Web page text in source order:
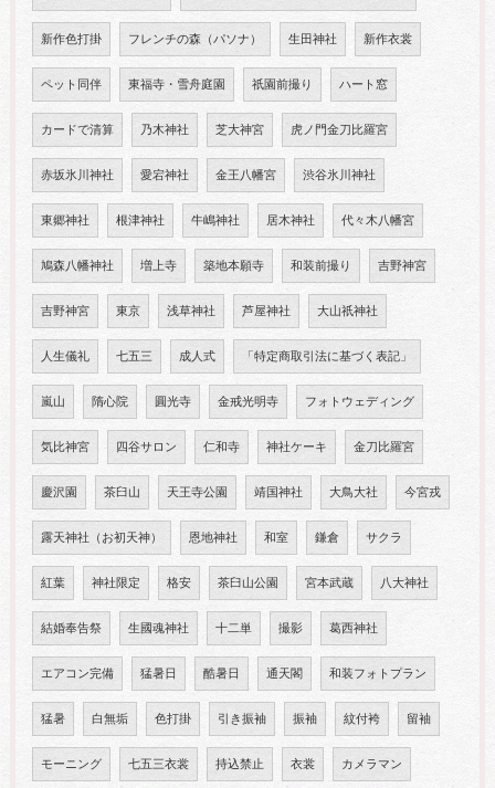
新作色打掛 フレンチの森（パソナ） 生田神社 新作衣裳
ペット同伴 東福寺・雪舟庭園 祇園前撮り ハート窓
カードで清算 乃木神社 芝大神宮 虎ノ門金刀比羅宮
赤坂氷川神社 愛宕神社 金王八幡宮 渋谷氷川神社
東郷神社 根津神社 牛嶋神社 居木神社 代々木八幡宮
鳩森八幡神社 増上寺 築地本願寺 和装前撮り 吉野神宮
吉野神宮 東京 浅草神社 芦屋神社 大山祇神社
人生儀礼 七五三 成人式 「特定商取引法に基づく表記」
嵐山 隋心院 圓光寺 金戒光明寺 フォトウェディング
気比神宮 四谷サロン 仁和寺 神社ケーキ 金刀比羅宮
慶沢園 茶臼山 天王寺公園 靖国神社 大鳥大社 今宮戎
露天神社（お初天神） 恩地神社 和室 鎌倉 サクラ
紅葉 神社限定 格安 茶臼山公園 宮本武蔵 八大神社
結婚奉告祭 生國魂神社 十二単 撮影 葛西神社
エアコン完備 猛暑日 酷暑日 通天閣 和装フォトプラン
猛暑 白無垢 色打掛 引き振袖 振袖 紋付袴 留袖
モーニング 七五三衣裳 持込禁止 衣裳 カメラマン